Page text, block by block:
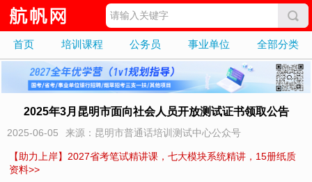
首页 培训课程 公务员 事业单位 全部分类
2025年3月昆明市面向社会人员开放测试证书领取公告
2025-06-05 来源：昆明市普通话培训测试中心公众号
【助力上岸】2027省考笔试精讲课，七大模块系统精讲，15册纸质
资料>>